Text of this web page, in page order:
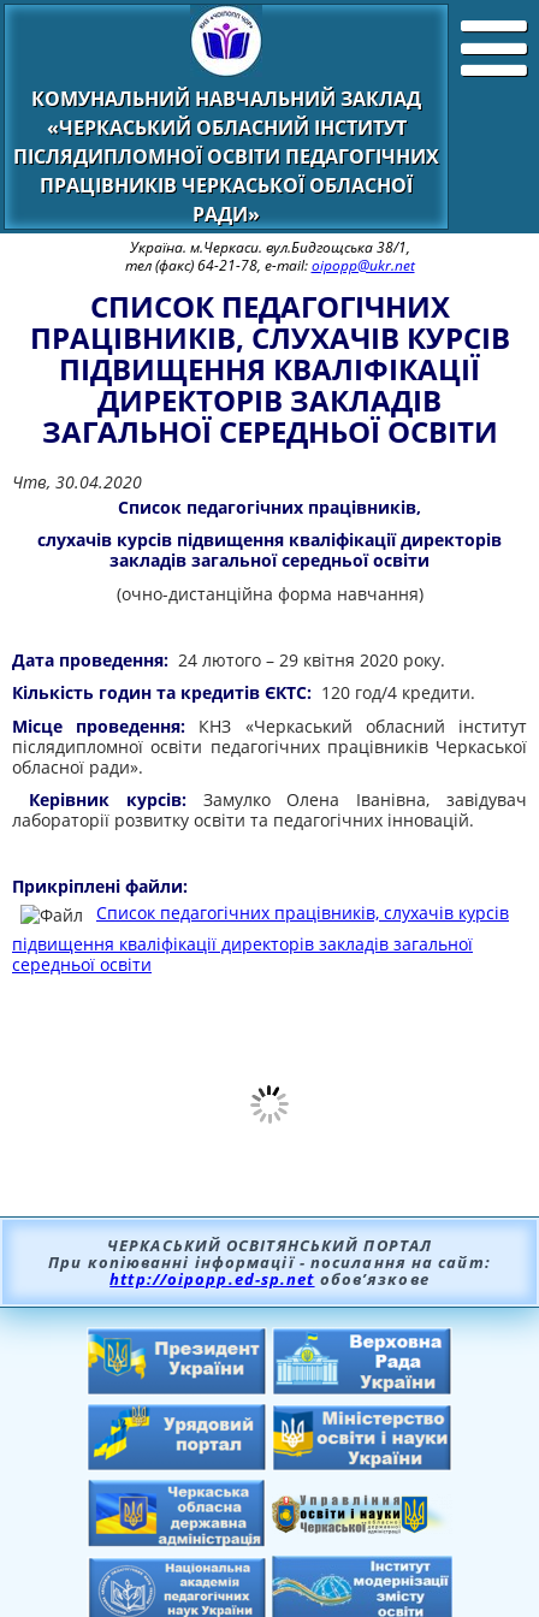
КОМУНАЛЬНИЙ НАВЧАЛЬНИЙ ЗАКЛАД
«ЧЕРКАСЬКИЙ ОБЛАСНИЙ ІНСТИТУТ
ПІСЛЯДИПЛОМНОЇ ОСВІТИ ПЕДАГОГІЧНИХ
ПРАЦІВНИКІВ ЧЕРКАСЬКОЇ ОБЛАСНОЇ
РАДИ»
Україна. м.Черкаси. вул.Бидгощська 38/1,
тел (факс) 64-21-78, e-mail:oipopp@ukr.net
СПИСОК ПЕДАГОГІЧНИХ
ПРАЦІВНИКІВ, СЛУХАЧІВ КУРСІВ
ПІДВИЩЕННЯ КВАЛІФІКАЦІЇ
ДИРЕКТОРІВ ЗАКЛАДІВ
ЗАГАЛЬНОЇ СЕРЕДНЬОЇ ОСВІТИ
Чтв, 30.04.2020
Список педагогічних працівників,
слухачів курсів підвищення кваліфікації директорів
закладів загальної середньої освіти
(очно-дистанційна форма навчання)
Дата проведення: 24 лютого – 29 квітня 2020 року.
Кількість годин та кредитів ЄКТС: 120 год/4 кредити.
Місце проведення: КНЗ «Черкаський обласний інститут
післядипломної освіти педагогічних працівників Черкаської
обласної ради».
Керівник курсів:Замулко Олена Іванівна, завідувач
лабораторії розвитку освіти та педагогічних інновацій.
Прикріплені файли:
Список педагогічних працівників, слухачів курсів
підвищення кваліфікації директорів закладів загальної
середньої освіти
ЧЕРКАСЬКИЙ ОСВІТЯНСЬКИЙ ПОРТАЛ
При копіюванні інформації - посилання на сайт:
http://oipopp.ed-sp.net обов’язкове